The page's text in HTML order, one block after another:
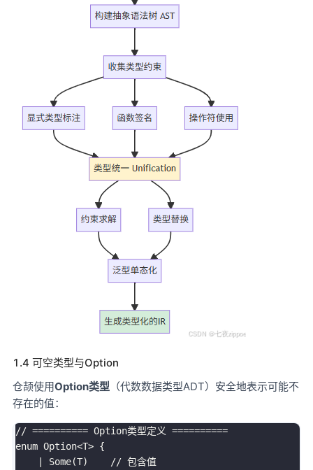
1.4 可空类型与Option
仓颉使用Option类型 （代数数据类型ADT）安全地表示可能不
存在的值：
// ========== Option类型定义 ==========
enum Option<T> {
    | Some(T)    // 包含值